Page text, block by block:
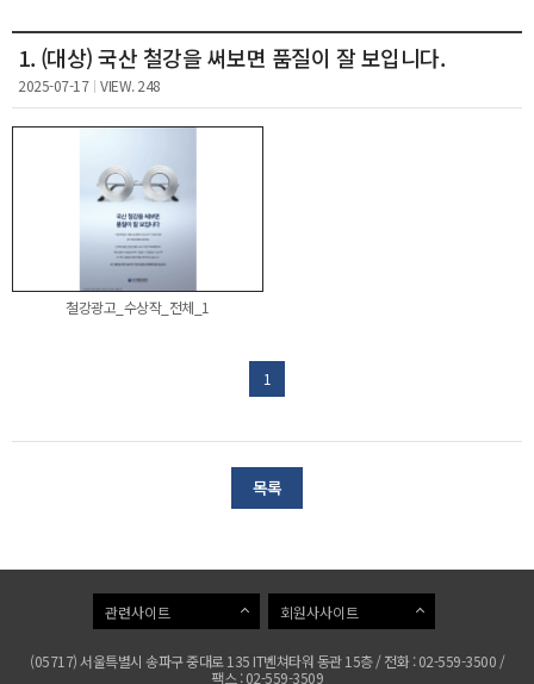
1. (대상) 국산 철강을 써보면 품질이 잘 보입니다.
2025-07-17 VIEW. 248
철강광고_수상작_전체_1
1
목록
관련사이트 회원사사이트
(05717) 서울특별시 송파구 중대로 135 IT벤쳐타워 동관 15층 / 전화 : 02-559-3500 /
팩스 : 02-559-3509